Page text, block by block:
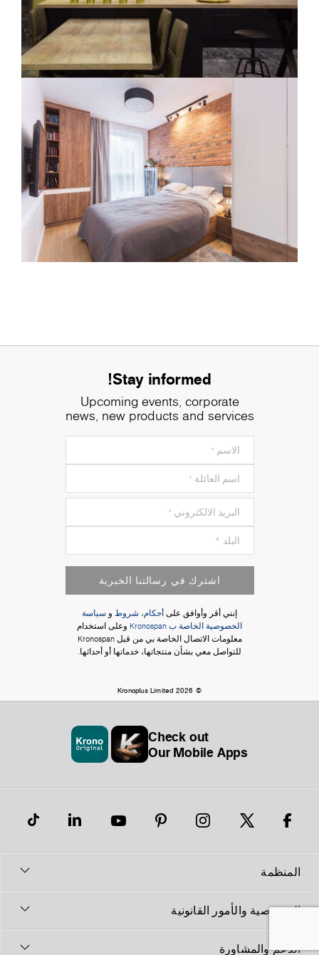
Stay informed!
Upcoming events, corporate
news, new products and services
اشترك في رسالتنا الخبرية
إنني أقر وأوافق على أحكام، شروط و سياسة
الخصوصية الخاصة ب Kronospan
وعلى استخدام
معلومات الاتصال الخاصة بي من قبل Kronospan
للتواصل معي بشأن منتجاتها، خدماتها أو أحداثها.
© Kronoplus Limited 2026
Check out
Our Mobile Apps
المنظمة
الخصوصية والأمور القانونية
الدعم والمشاورة